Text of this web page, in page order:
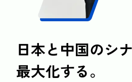
日本と中国のシ
最大化する。